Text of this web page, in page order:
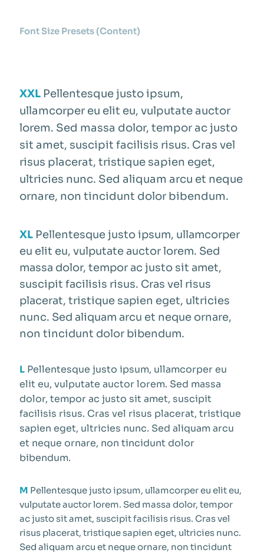
Font Size Presets (Content)
XXLPellentesque justo ipsum,
ullamcorper eu elit eu, vulputate auctor
lorem. Sed massa dolor, tempor ac justo
sit amet, suscipit facilisis risus. Cras vel
risus placerat, tristique sapien eget,
ultricies nunc. Sed aliquam arcu et neque
ornare, non tincidunt dolor bibendum.
XLPellentesque justo ipsum, ullamcorper
eu elit eu, vulputate auctor lorem. Sed
massa dolor, tempor ac justo sit amet,
suscipit facilisis risus. Cras vel risus
placerat, tristique sapien eget, ultricies
nunc. Sed aliquam arcu et neque ornare,
non tincidunt dolor bibendum.
LPellentesque justo ipsum, ullamcorper eu
elit eu, vulputate auctor lorem. Sed massa
dolor, tempor ac justo sit amet, suscipit
facilisis risus. Cras vel risus placerat, tristique
sapien eget, ultricies nunc. Sed aliquam arcu
et neque ornare, non tincidunt dolor
bibendum.
M Pellentesque justo ipsum, ullamcorper eu elit eu,
vulputate auctor lorem. Sed massa dolor, tempor
ac justo sit amet, suscipit facilisis risus. Cras vel
risus placerat, tristique sapien eget, ultricies nunc.
Sed aliquam arcu et neque ornare, non tincidunt